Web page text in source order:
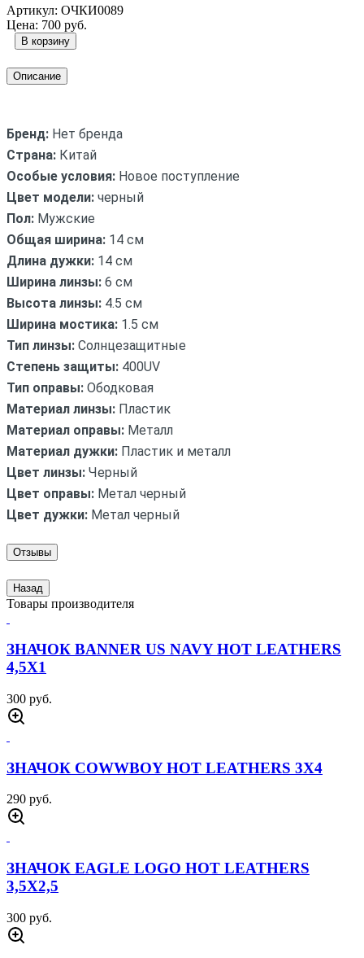
Артикул: ОЧКИ0089
Цена: 700 руб.
Описание
Бренд: Нет бренда
Страна: Китай
Особые условия: Новое поступление
Цвет модели: черный
Пол: Мужские
Общая ширина: 14 см
Длина дужки: 14 см
Ширина линзы: 6 см
Высота линзы: 4.5 см
Ширина мостика: 1.5 см
Тип линзы: Солнцезащитные
Степень защиты: 400UV
Тип оправы: Ободковая
Материал линзы: Пластик
Материал оправы: Металл
Материал дужки: Пластик и металл
Цвет линзы: Черный
Цвет оправы: Метал черный
Цвет дужки: Метал черный
Отзывы
Назад
Товары производителя
ЗНАЧОК BANNER US NAVY HOT LEATHERS
4,5Х1
300 руб.
ЗНАЧОК COWWBOY HOT LEATHERS 3Х4
290 руб.
ЗНАЧОК EAGLE LOGO HOT LEATHERS
3,5Х2,5
300 руб.